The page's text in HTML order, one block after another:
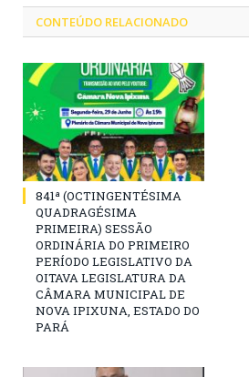
CONTEÚDO RELACIONADO
841ª (OCTINGENTÉSIMA
QUADRAGÉSIMA
PRIMEIRA) SESSÃO
ORDINÁRIA DO PRIMEIRO
PERÍODO LEGISLATIVO DA
OITAVA LEGISLATURA DA
CÂMARA MUNICIPAL DE
NOVA IPIXUNA, ESTADO DO
PARÁ